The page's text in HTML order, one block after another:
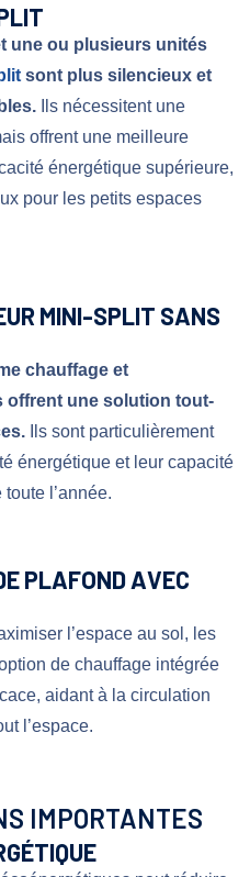
une ou plusieurs unités
sont plus silencieux et
Ils nécessitent une
offrent une meilleure
énergétique supérieure,
pour les petits espaces
MINI-SPLIT SANS
chauffage et
offrent une solution tout-
Ils sont particulièrement
énergétique et leur capacité
l’année.
PLAFOND AVEC
l’espace au sol, les
de chauffage intégrée
aidant à la circulation
l’espace.
IMPORTANTES